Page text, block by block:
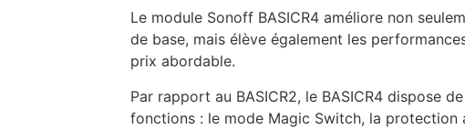
Le module Sonoff BASICR4 améliore non
de base, mais élève également les
prix abordable.
Par rapport au BASICR2, le BASICR4 dispose
fonctions : le mode Magic Switch, la protection